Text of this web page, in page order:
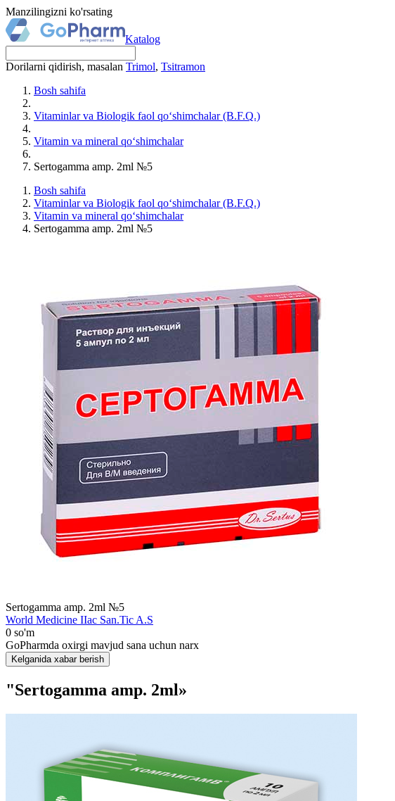
Manzilingizni ko'rsating
Katalog
Dorilarni qidirish, masalan Trimol, Tsitramon
Bosh sahifa
Vitaminlar va Biologik faol qo‘shimchalar (B.F.Q.)
Vitamin va mineral qo‘shimchalar
Sertogamma amp. 2ml №5
Bosh sahifa
Vitaminlar va Biologik faol qo‘shimchalar (B.F.Q.)
Vitamin va mineral qo‘shimchalar
Sertogamma amp. 2ml №5
Sertogamma amp. 2ml №5
World Мedicine IIac San.Tic A.S
0 so'm
GoPharmda oxirgi mavjud sana uchun narx
Kelganida xabar berish
"Sertogamma amp. 2ml»